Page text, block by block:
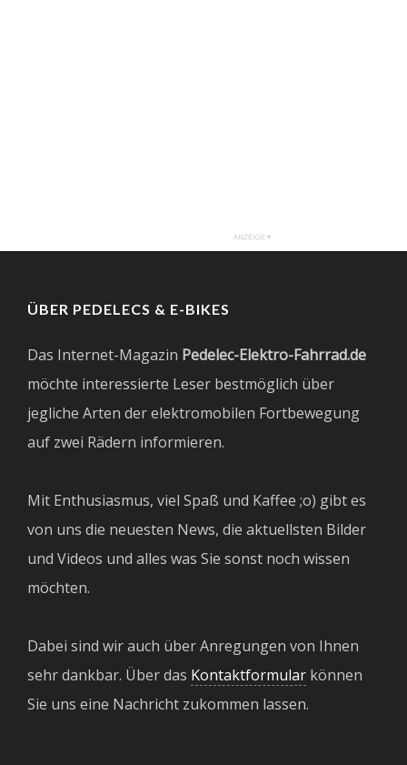
ÜBER PEDELECS & E-BIKES
Das Internet-Magazin Pedelec-Elektro-Fahrrad.de
möchte interessierte Leser bestmöglich über
jegliche Arten der elektromobilen Fortbewegung
auf zwei Rädern informieren.
Mit Enthusiasmus, viel Spaß und Kaffee ;o) gibt es
von uns die neuesten News, die aktuellsten Bilder
und Videos und alles was Sie sonst noch wissen
möchten.
Dabei sind wir auch über Anregungen von Ihnen
sehr dankbar. Über das Kontaktformular können
Sie uns eine Nachricht zukommen lassen.